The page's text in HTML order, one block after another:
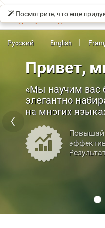
СОЛО КЛАВИАТУРЕ
Привет,
Мы научим вас
элегантно
на многих
Русский English
Посмотрите, что еще